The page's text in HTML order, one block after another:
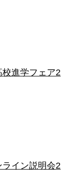
進学フェア2
イン説明会2